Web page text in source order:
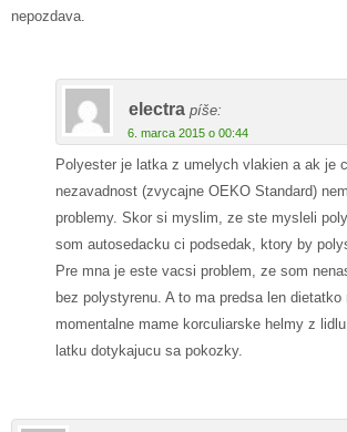
nepozdava.
electra píše:
6. marca 2015 o 00:44
Polyester je latka z umelych vlakien a ak je
nezavadnost (zvycajne OEKO Standard)
problemy. Skor si myslim, ze ste mysleli
som autosedacku ci podsedak, ktory by
Pre mna je este vacsi problem, ze som
bez polystyrenu. A to ma predsa len
momentalne mame korculiarske helmy z
latku dotykajucu sa pokozky.